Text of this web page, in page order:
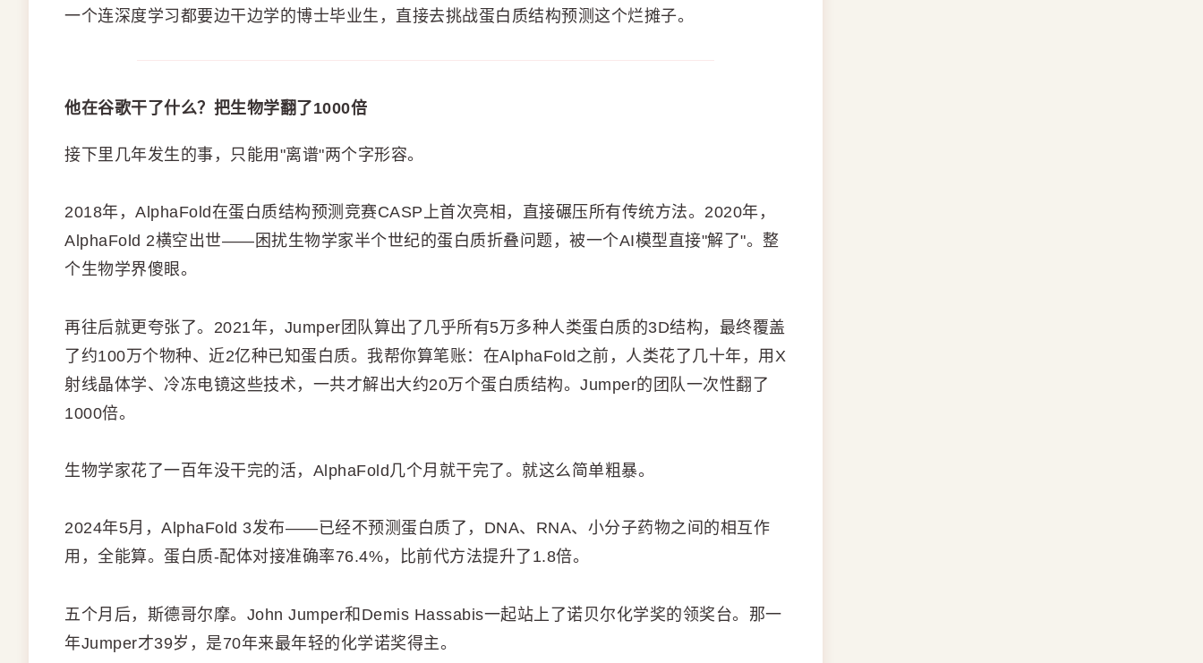
一个连深度学习都要边干边学的博士毕业生，直接去挑战蛋白质结构预测这个烂摊子。
他在谷歌干了什么？把生物学翻了1000倍
接下里几年发生的事，只能用"离谱"两个字形容。
2018年，AlphaFold在蛋白质结构预测竞赛CASP上首次亮相，直接碾压所有传统方法。2020年，
AlphaFold 2横空出世——困扰生物学家半个世纪的蛋白质折叠问题，被一个AI模型直接"解了"。整
个生物学界傻眼。
再往后就更夸张了。2021年，Jumper团队算出了几乎所有5万多种人类蛋白质的3D结构，最终覆盖
了约100万个物种、近2亿种已知蛋白质。我帮你算笔账：在AlphaFold之前，人类花了几十年，用X
射线晶体学、冷冻电镜这些技术，一共才解出大约20万个蛋白质结构。Jumper的团队一次性翻了
1000倍。
生物学家花了一百年没干完的活，AlphaFold几个月就干完了。就这么简单粗暴。
2024年5月，AlphaFold 3发布——已经不预测蛋白质了，DNA、RNA、小分子药物之间的相互作
用，全能算。蛋白质-配体对接准确率76.4%，比前代方法提升了1.8倍。
五个月后，斯德哥尔摩。John Jumper和Demis Hassabis一起站上了诺贝尔化学奖的领奖台。那一
年Jumper才39岁，是70年来最年轻的化学诺奖得主。